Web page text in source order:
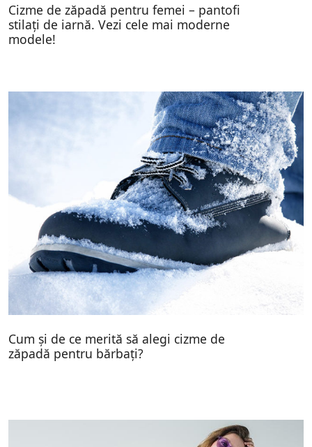
Cizme de zăpadă pentru femei – pantofi
stilați de iarnă. Vezi cele mai moderne
modele!
Cum și de ce merită să alegi cizme de
zăpadă pentru bărbați?